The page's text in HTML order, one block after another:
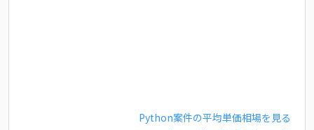
Python案件の平均単価相場を見る